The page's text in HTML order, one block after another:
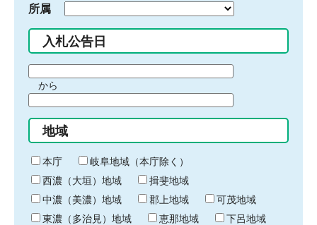
所属
入札公告日
間
始
り
から
間
終
わ
り
地域
本庁
岐阜地域（本庁除く）
西濃（大垣）地域
揖斐地域
中濃（美濃）地域
郡上地域
可茂地域
東濃（多治見）地域
恵那地域
下呂地域